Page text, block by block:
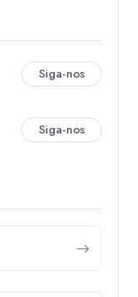
Siga-nos
Siga-nos